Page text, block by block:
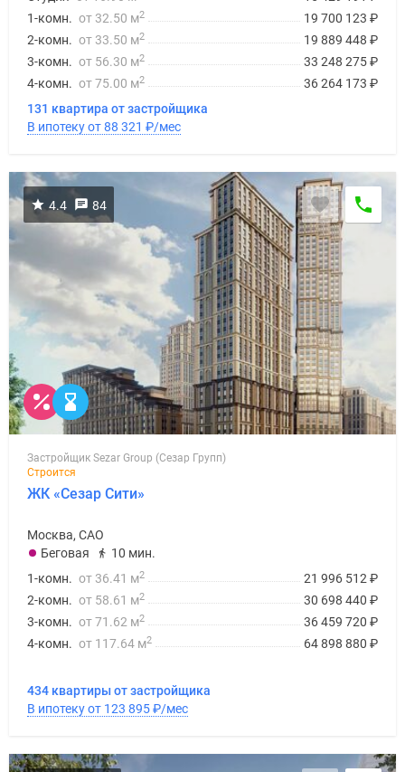
19 700 123 ₽
1-комн. от 32.50 м2
19 889 448 ₽
2-комн. от 33.50 м2
33 248 275₽
3-комн. от 56.30 м2
36 264 173 ₽
4-комн. от 75.00 м2
131 квартира от застройщика
В ипотеку от 88 321 ₽/мес
4.4 84
Застройщик Sezar Group (Сезар Групп)
Строится
ЖК «Сезар Сити»
Москва, САО
Беговая
10 мин.
21 996 512 ₽
1-комн. от 36.41 м2
30 698 440 ₽
2-комн. от 58.61 м2
36 459 720 ₽
3-комн. от 71.62 м2
64 898 880 ₽
4-комн. от 117.64 м2
434 квартиры от застройщика
В ипотеку от 123 895₽/мес